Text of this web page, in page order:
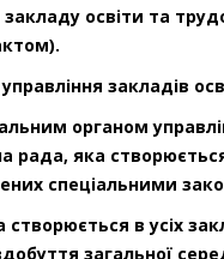
освіти та
закладів
органом
рада, яка
спеціальними
створюється в усіх
загальної